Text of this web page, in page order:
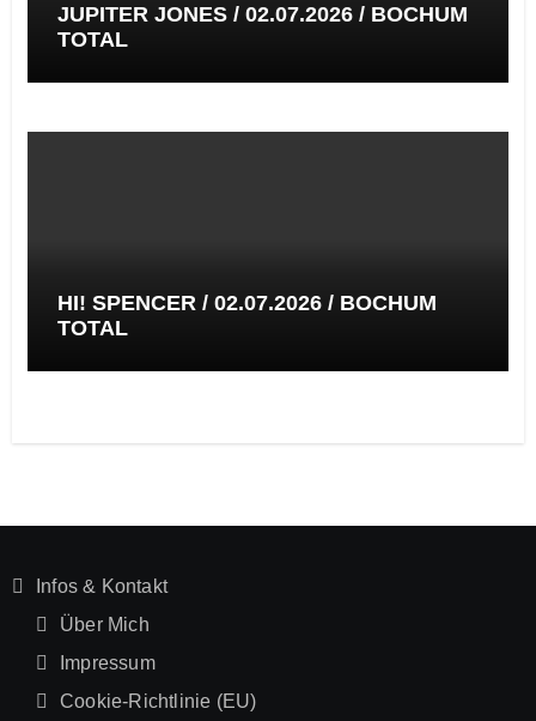
JUPITER JONES / 02.07.2026 / BOCHUM
TOTAL
HI! SPENCER / 02.07.2026 / BOCHUM
TOTAL
Infos & Kontakt
Über Mich
Impressum
Cookie-Richtlinie (EU)